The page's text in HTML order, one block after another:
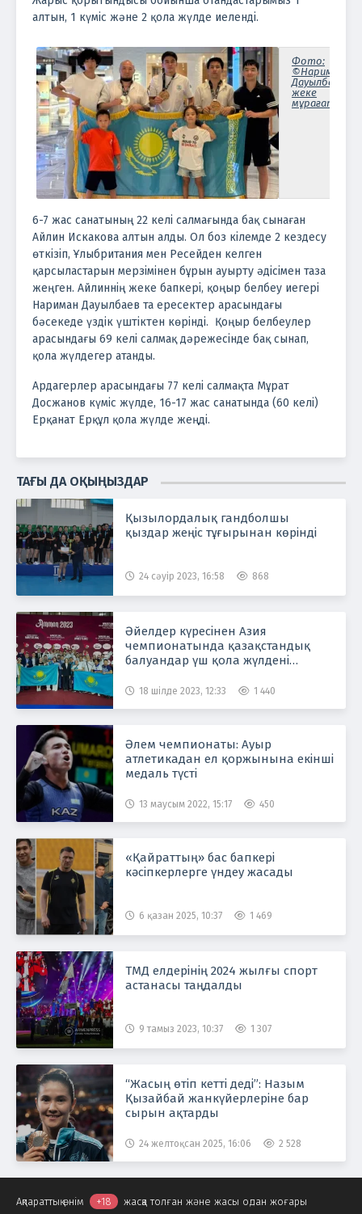
алтын, 1 күміс және 2 қола жүлде иеленді.
Фото:
©Нариман
Дауылбаевтың
жеке
мұрағатынан
6-7 жас санатының 22 келі салмағында бақ сынаған
Айлин Искакова алтын алды. Ол боз кілемде 2 кездесу
өткізіп, Ұлыбритания мен Ресейден келген
қарсыластарын мерзімінен бұрын ауырту әдісімен таза
жеңген. Айлиннің жеке бапкері, қоңыр белбеу иегері
Нариман Дауылбаев та ересектер арасындағы
бәсекеде үздік үштіктен көрінді. Қоңыр белбеулер
арасындағы 69 келі салмақ дәрежесінде бақ сынап,
қола жүлдегер атанды.
Ардагерлер арасындағы 77 келі салмақта Мұрат
Досжанов күміс жүлде, 16-17 жас санатында (60 келі)
Ерқанат Ерқұл қола жүлде жеңді.
ТАҒЫ ДА ОҚЫҢЫЗДАР
Қызылордалық гандболшы
қыздар жеңіс тұғырынан көрінді
24 сәуір 2023, 16:58 868
Әйелдер күресінен Азия
чемпионатында қазақстандық
балуандар үш қола жүлдені
18 шілде 2023, 12:33 1 440
Әлем чемпионаты: Ауыр
атлетикадан ел қоржынына екінші
медаль түсті
13 маусым 2022, 15:17 450
«Қайраттың» бас бапкері
кәсіпкерлерге үндеу жасады
6 қазан 2025, 10:37 1 469
ТМД елдерінің 2024 жылғы спорт
астанасы таңдалды
9 тамыз 2023, 10:37 1 307
“Жасың өтіп кетті деді”: Назым
Қызайбай жанкүйерлеріне бар
сырын ақтарды
24 желтоқсан 2025, 16:06 2 528
Ақпараттық өнім +18
жасқа толған және жасы одан жоғары